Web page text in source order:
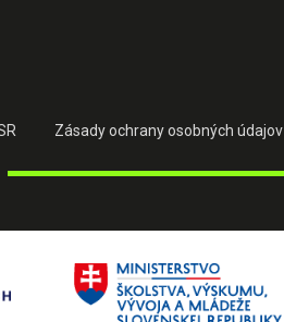
Zásady ochrany osobných údajov